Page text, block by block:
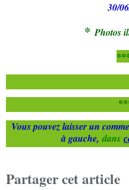
30/
*Photos
Vous pouvez laisser un
à gauche, dans
Partager cet article